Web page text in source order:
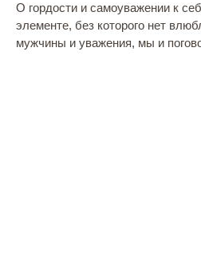
О гордости и самоуважении к
элементе, без которого нет
мужчины и уважения, мы и